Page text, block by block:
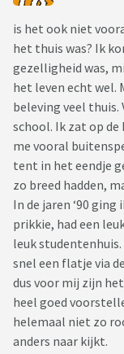
is het ook niet
het thuis was? Ik
gezelligheid was,
het leven echt wel.
beleving veel thuis.
school. Ik zat op de
me vooral
tent in het eendje
zo breed hadden,
In de jaren ‘90
prikkie, had een
leuk
snel een flatje via
dus voor mij zijn
heel goed
helemaal niet zo
anders naar kijkt.